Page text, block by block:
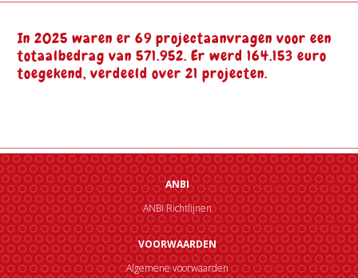
In 2025 waren er 69 projectaanvragen voor een
totaalbedrag van 571.952. Er werd 164.153 euro
toegekend, verdeeld over 21 projecten.
ANBI
ANBI Richtlijnen
VOORWAARDEN
Algemene voorwaarden